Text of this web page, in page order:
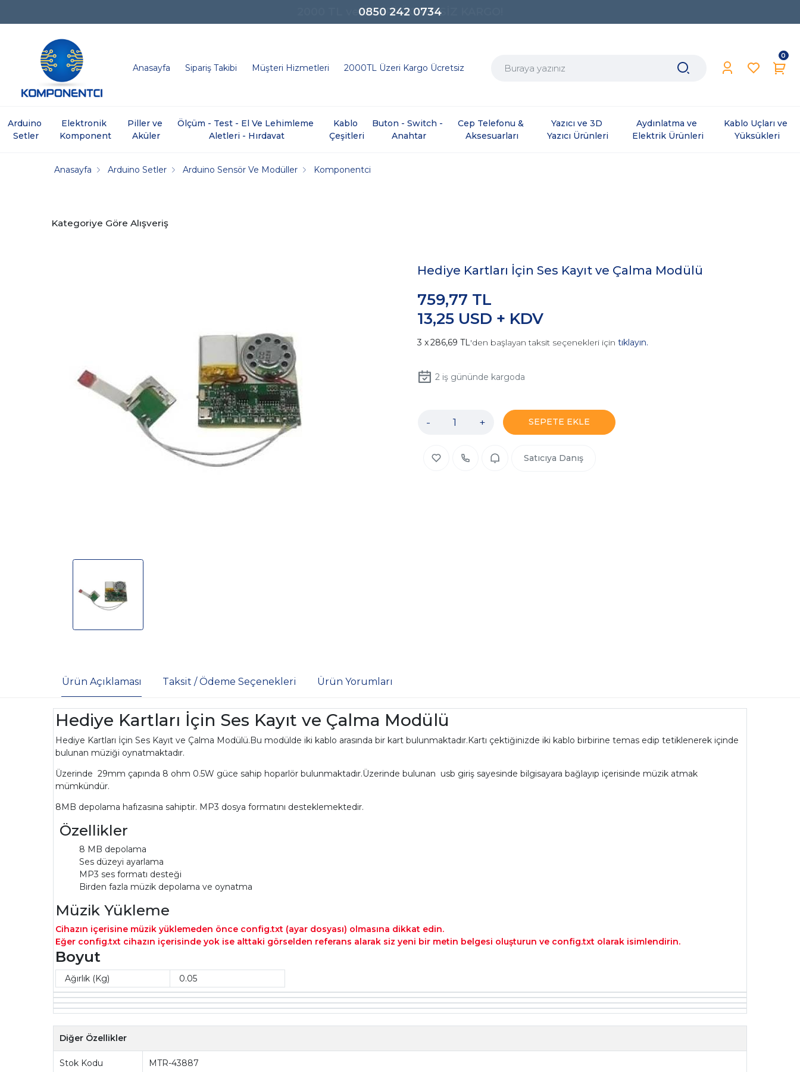
0850 242 0734
Anasayfa Sipariş Takibi Müşteri Hizmetleri 2000TL Üzeri Kargo Ücretsiz
0
Arduino
Setler
Elektronik
Komponent
Piller ve
Aküler
Ölçüm - Test - El Ve Lehimleme
Aletleri - Hırdavat
Kablo
Çeşitleri
Buton - Switch -
Anahtar
Cep Telefonu &
Aksesuarları
Yazıcı ve 3D
Yazıcı Ürünleri
Aydınlatma ve
Elektrik Ürünleri
Kablo Uçları ve
Yüksükleri
Anasayfa Arduino Setler Arduino Sensör Ve Modüller Komponentci
Kategoriye Göre Alışveriş
Hediye Kartları İçin Ses Kayıt ve Çalma Modülü
13,25 USD + KDV
759,77 TL
286,69 TL'den başlayan taksit seçenekleri için tıklayın.
2iş gününde kargoda
- + SEPETE EKLE
Satıcıya Danış
Ürün Açıklaması Taksit / Ödeme Seçenekleri Ürün Yorumları
Hediye Kartları İçin Ses Kayıt ve Çalma Modülü
Hediye Kartları İçin Ses Kayıt ve Çalma Modülü.Bu modülde iki kablo arasında bir kart bulunmaktadır.Kartı çektiğinizde iki kablo birbirine temas edip tetiklenerek içinde
bulunan müziği oynatmaktadır.
Üzerinde 29mm çapında 8 ohm 0.5W güce sahip hoparlör bulunmaktadır.Üzerinde bulunan usb giriş sayesinde bilgisayara bağlayıp içerisinde müzik atmak
mümkündür.
8MB depolama hafızasına sahiptir. MP3 dosya formatını desteklemektedir.
Özellikler
8 MB depolama
Ses düzeyi ayarlama
MP3 ses formatı desteği
Birden fazla müzik depolama ve oynatma
Müzik Yükleme
Cihazın içerisine müzik yüklemeden önce config.txt (ayar dosyası) olmasına dikkat edin.
Eğer config.txt cihazın içerisinde yok ise alttaki görselden referans alarak siz yeni bir metin belgesi oluşturun ve config.txt olarak isimlendirin.
Boyut
Ağırlık (Kg) 0.05
Diğer Özellikler
Stok Kodu MTR-43887